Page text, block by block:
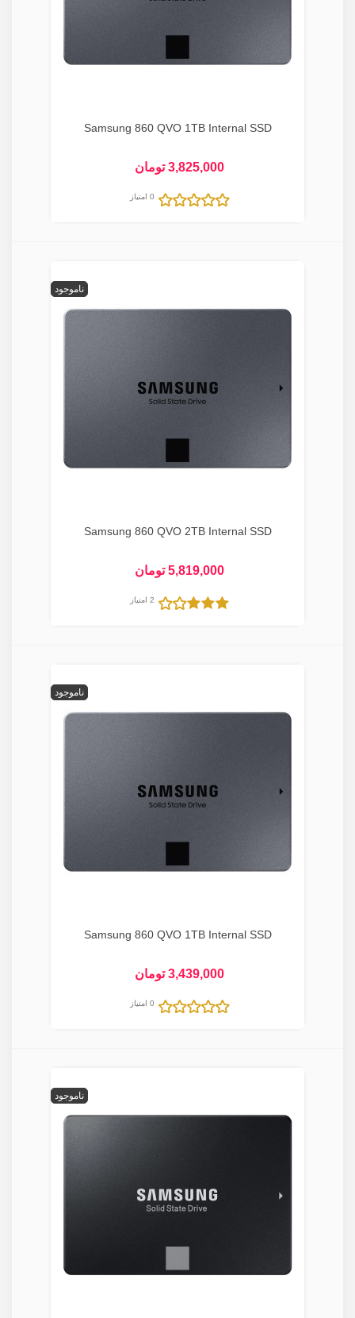
Samsung 860 QVO 1TB Internal SSD
3,825,000 تومان
0 امتیاز
ناموجود
Samsung 860 QVO 2TB Internal SSD
5,819,000 تومان
2 امتیاز
ناموجود
Samsung 860 QVO 1TB Internal SSD
3,439,000 تومان
0 امتیاز
ناموجود